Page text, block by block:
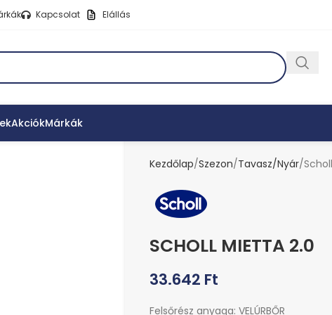
Kapcsolat Elállás
AkciókMárkák
Kezdőlap Szezon Tavasz/Nyár
SCHOLL MIETTA 2.0
33.642 Ft
Felsőrész anyaga: VELÚRBŐR